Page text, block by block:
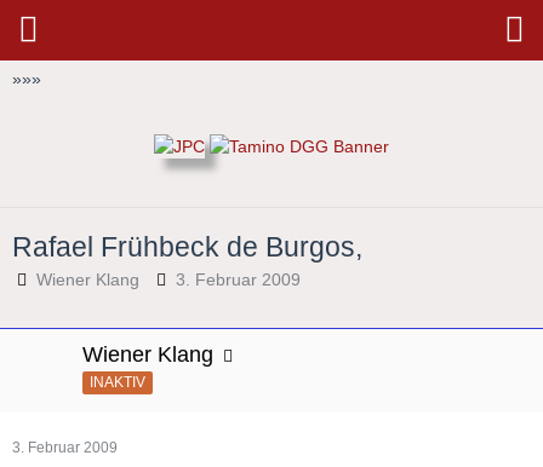
»»»
Rafael Frühbeck de Burgos,
Wiener Klang 3. Februar 2009
Wiener Klang
INAKTIV
3. Februar 2009